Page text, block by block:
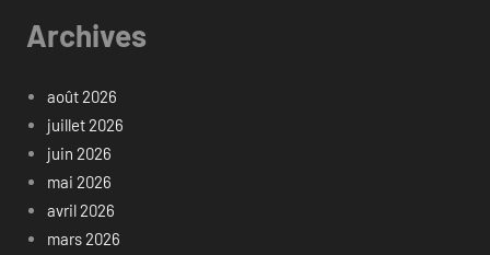
Archives
août 2026
juillet 2026
juin 2026
mai 2026
avril 2026
mars 2026